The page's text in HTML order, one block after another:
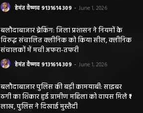
हेमंत वैष्णव 9131614309 - June 1, 2026
बलौदाबाजार ब्रेकिंग: जिला प्रशासन ने नियमों के
विरुद्ध संचालित क्लीनिक को किया सील, क्लीनिक
संचालकों में मची अफरा-तफरी
हेमंत वैष्णव 9131614309 - June 1, 2026
बलौदाबाजार पुलिस की बड़ी कामयाबी: साइबर
ठगी का शिकार हुई ग्रामीण महिला को वापस मिले ₹1
लाख, पुलिस ने दिखाई मुस्तैदी